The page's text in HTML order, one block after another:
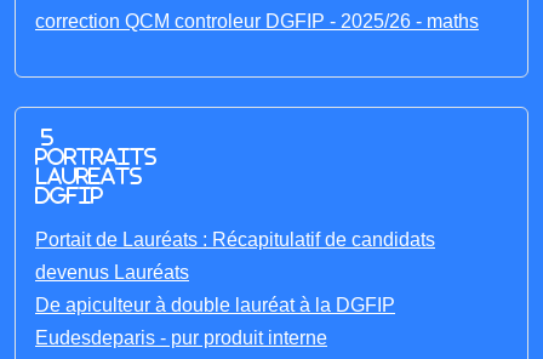
correction QCM controleur DGFIP - 2025/26 - maths
5
portraits
laureats
DGFIP
Portait de Lauréats : Récapitulatif de candidats
devenus Lauréats
De apiculteur à double lauréat à la DGFIP
Eudesdeparis - pur produit interne